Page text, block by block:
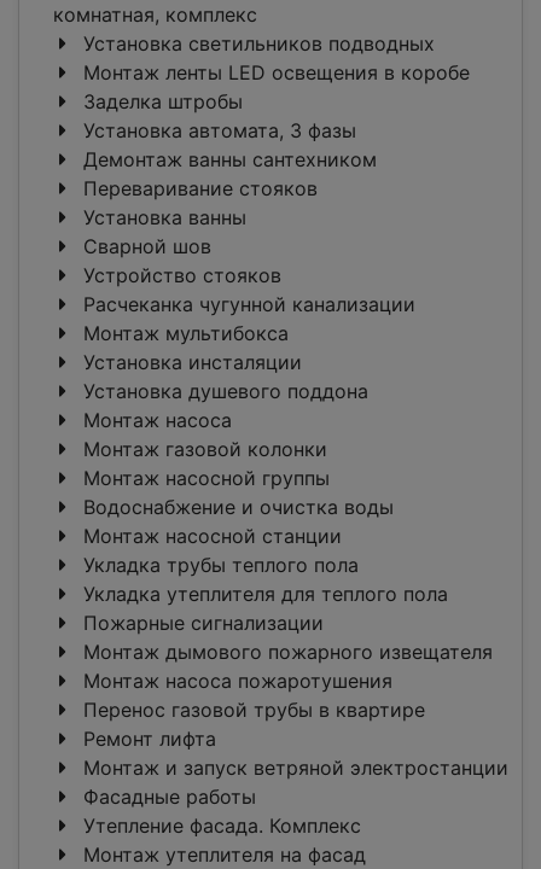
комнатная, комплекс
Установка светильников подводных
Монтаж ленты LED освещения в коробе
Заделка штробы
Установка автомата, 3 фазы
Демонтаж ванны сантехником
Переваривание стояков
Установка ванны
Сварной шов
Устройство стояков
Расчеканка чугунной канализации
Монтаж мультибокса
Установка инсталяции
Установка душевого поддона
Монтаж насоса
Монтаж газовой колонки
Монтаж насосной группы
Водоснабжение и очистка воды
Монтаж насосной станции
Укладка трубы теплого пола
Укладка утеплителя для теплого пола
Пожарные сигнализации
Монтаж дымового пожарного извещателя
Монтаж насоса пожаротушения
Перенос газовой трубы в квартире
Ремонт лифта
Монтаж и запуск ветряной электростанции
Фасадные работы
Утепление фасада. Комплекс
Монтаж утеплителя на фасад